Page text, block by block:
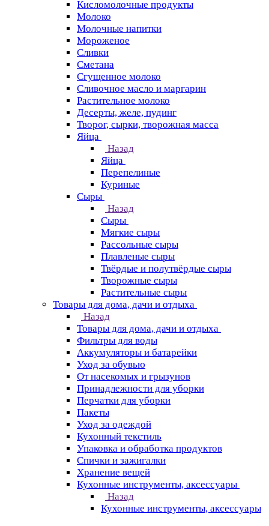
Кисломолочные продукты
Молоко
Молочные напитки
Мороженое
Сливки
Сметана
Сгущенное молоко
Сливочное масло и маргарин
Растительное молоко
Десерты, желе, пудинг
Творог, сырки, творожная масса
Яйца
Назад
Яйца
Перепелиные
Куриные
Сыры
Назад
Сыры
Мягкие сыры
Рассольные сыры
Плавленые сыры
Твёрдые и полутвёрдые сыры
Творожные сыры
Растительные сыры
Товары для дома, дачи и отдыха
Назад
Товары для дома, дачи и отдыха
Фильтры для воды
Аккумуляторы и батарейки
Уход за обувью
От насекомых и грызунов
Принадлежности для уборки
Перчатки для уборки
Пакеты
Уход за одеждой
Кухонный текстиль
Упаковка и обработка продуктов
Спички и зажигалки
Хранение вещей
Кухонные инструменты, аксессуары
Назад
Кухонные инструменты, аксессуары